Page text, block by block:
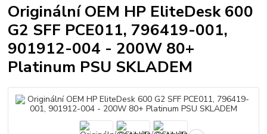
Originální OEM HP EliteDesk 600
G2 SFF PCE011, 796419-001,
901912-004 - 200W 80+
Platinum PSU SKLADEM